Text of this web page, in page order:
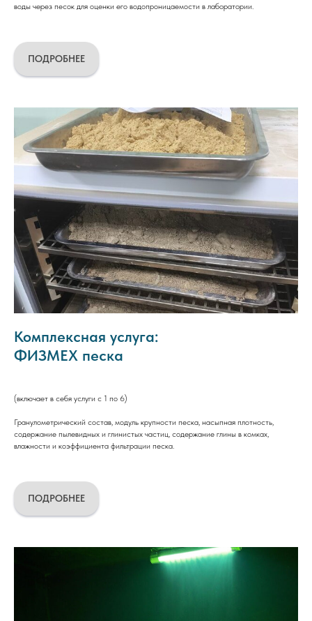
воды через песок для оценки его водопроницаемости в лаборатории.
ПОДРОБНЕЕ
Комплексная услуга:
ФИЗМЕХ песка
(включает в себя услуги с 1 по 6)
Гранулометрический состав, модуль крупности песка, насыпная плотность,
содержание пылевидных и глинистых частиц, содержание глины в комках,
влажности и коэффициента фильтрации песка.
ПОДРОБНЕЕ